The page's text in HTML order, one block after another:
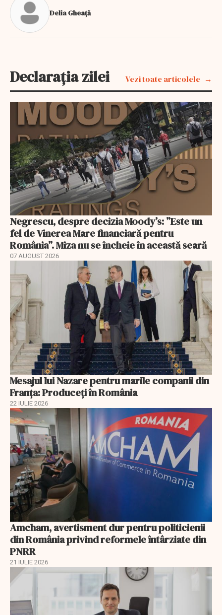
Delia Gheață
Declarația zilei Vezi toate articolele
Negrescu, despre decizia Moody’s: ”Este un
fel de Vinerea Mare financiară pentru
România”. Miza nu se încheie în această seară
07 AUGUST 2026
Mesajul lui Nazare pentru marile companii din
Franța: Produceți în România
22 IULIE 2026
Amcham, avertisment dur pentru politicienii
din România privind reformele întârziate din
PNRR
21 IULIE 2026